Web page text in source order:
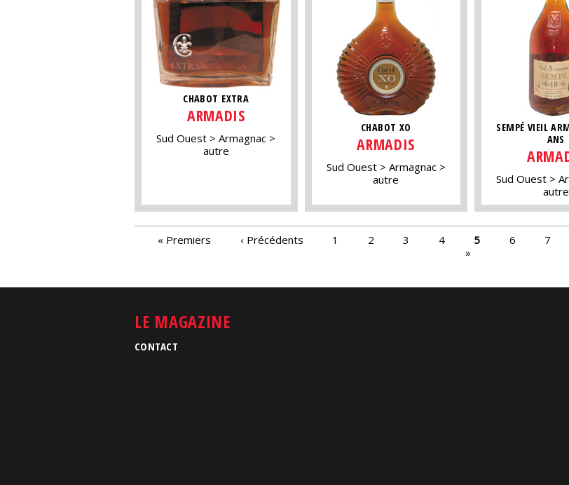
CHABOT EXTRA
ARMADIS
Sud Ouest
Armagnac
autre
CHABOT XO
ARMADIS
Sud Ouest
Armagnac
autre
SEMPÉ VIEIL
ANS
Sud Ouest
autre
PAGES
« Premiers ‹ Précédents 1 2 3 4 5 6 7
»
LE MAGAZINE
CONTACT